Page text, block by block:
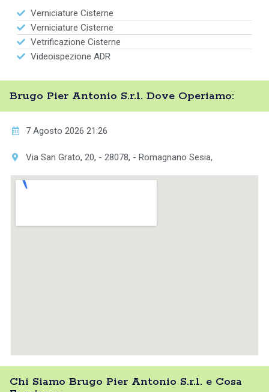
Verniciature Cisterne
Verniciature Cisterne
Vetrificazione Cisterne
Videoispezione ADR
Brugo Pier Antonio S.r.l. Dove Operiamo:
7 Agosto 2026 21:26
Via San Grato, 20, - 28078, - Romagnano Sesia,
Chi Siamo Brugo Pier Antonio S.r.l. e Cosa